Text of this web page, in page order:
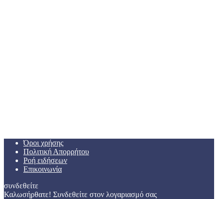
Όροι χρήσης
Πολιτική Απορρήτου
Ροή ειδήσεων
Επικοινωνία
συνδεθείτε
Καλωσήρθατε! Συνδεθείτε στον λογαριασμό σας